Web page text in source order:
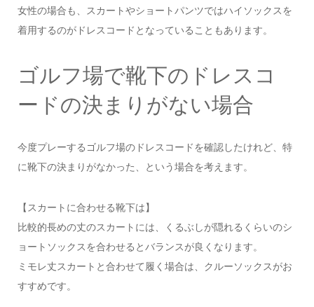
女性の場合も、スカートやショートパンツではハイソックスを
着用するのがドレスコードとなっていることもあります。
ゴルフ場で靴下のドレスコ
ードの決まりがない場合
今度プレーするゴルフ場のドレスコードを確認したけれど、特
に靴下の決まりがなかった、という場合を考えます。
【スカートに合わせる靴下は】
比較的長めの丈のスカートには、くるぶしが隠れるくらいのシ
ョートソックスを合わせるとバランスが良くなります。
ミモレ丈スカートと合わせて履く場合は、クルーソックスがお
すすめです。